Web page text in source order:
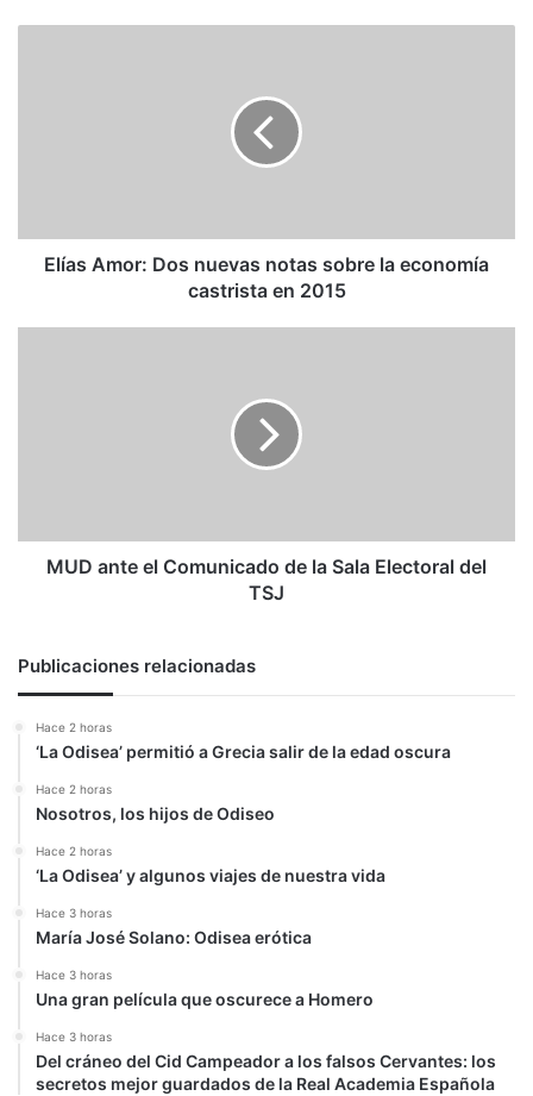
castrista
Elías Amor: Dos nuevas notas sobre la economía
castrista en 2015
del
MUD ante el Comunicado de la Sala Electoral del
TSJ
Publicaciones relacionadas
Hace 2 horas
‘La Odisea’ permitió a Grecia salir de la edad oscura
Hace 2 horas
Nosotros, los hijos de Odiseo
Hace 2 horas
‘La Odisea’ y algunos viajes de nuestra vida
Hace 3 horas
María José Solano: Odisea erótica
Hace 3 horas
Una gran película que oscurece a Homero
Hace 3 horas
Del cráneo del Cid Campeador a los falsos Cervantes: los
secretos mejor guardados de la Real Academia Española